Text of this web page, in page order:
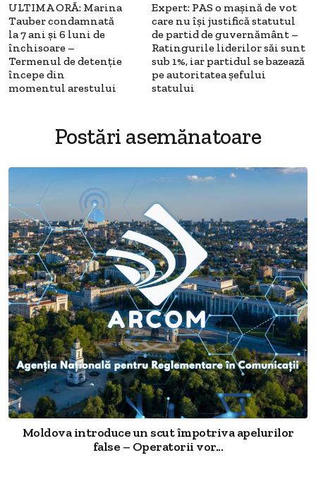
ULTIMA ORĂ: Marina
Tauber condamnată
la 7 ani și 6 luni de
închisoare –
Termenul de detenție
începe din
momentul arestului
Expert: PAS o mașină de vot
care nu își justifică statutul
de partid de guvernământ –
Ratingurile liderilor săi sunt
sub 1%, iar partidul se bazează
pe autoritatea șefului
statului
Postări asemănatoare
Moldova introduce un scut împotriva apelurilor
false – Operatorii vor...